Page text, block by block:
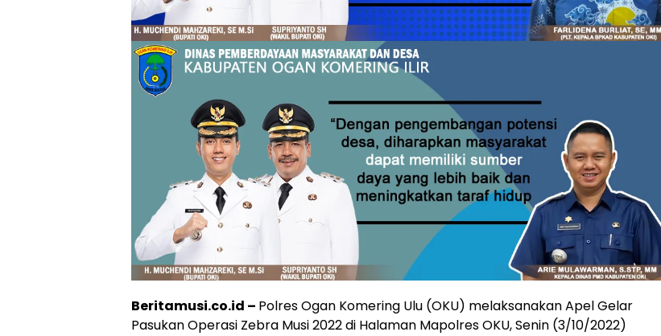
Beritamusi.co.id – Polres Ogan Komering Ulu (OKU) melaksanakan Apel Gelar
Pasukan Operasi Zebra Musi 2022 di Halaman Mapolres OKU, Senin (3/10/2022)